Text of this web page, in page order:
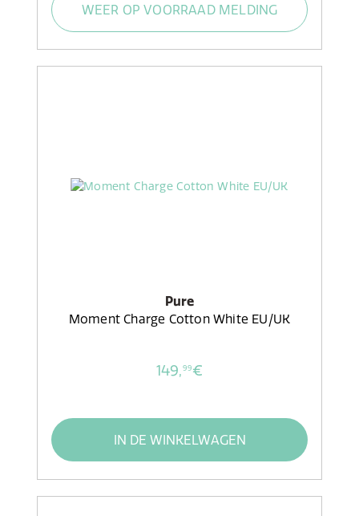
WEER OP VOORRAAD MELDING
Pure
Moment Charge Cotton White EU/UK
149,99€
IN DE WINKELWAGEN